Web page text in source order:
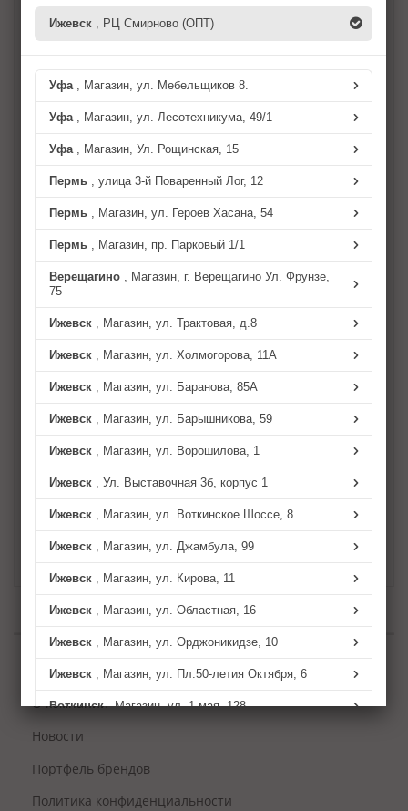
Приглашаем Вас к участию в вебинарах
AIRLINE:
https://my.mts-link.ru/4334217/2012743119
На вебинаре будут разыгрываться призы
для слушателей!
https://my.mts-link.ru/4334217/847867415
Тема: Товары для шиномонтажа.
Начало: 12 марта 10:00 (МСК)
Спикер: Специалист AIRLINE – Кирилл
Плотников.
Информация
О компании
Новости
Портфель брендов
Политика конфиденциальности
Ижевск , РЦ Смирново (ОПТ)
Уфа, Магазин, ул. Мебельщиков 8.
Уфа, Магазин, ул. Лесотехникума, 49/1
Уфа, Магазин, Ул. Рощинская, 15
Пермь , улица 3-й Поваренный Лог, 12
Пермь , Магазин, ул. Героев Хасана, 54
Пермь , Магазин, пр. Парковый 1/1
Верещагино , Магазин, г. Верещагино Ул. Фрунзе,
75
Ижевск , Магазин, ул. Трактовая, д.8
Ижевск , Магазин, ул. Холмогорова, 11А
Ижевск , Магазин, ул. Баранова, 85А
Ижевск , Магазин, ул. Барышникова, 59
Ижевск , Магазин, ул. Ворошилова, 1
Ижевск , Ул. Выставочная 3б, корпус 1
Ижевск , Магазин, ул. Воткинское Шоссе, 8
Ижевск , Магазин, ул. Джамбула, 99
Ижевск , Магазин, ул. Кирова, 11
Ижевск , Магазин, ул. Областная, 16
Ижевск , Магазин, ул. Орджоникидзе, 10
Ижевск , Магазин, ул. Пл.50-летия Октября, 6
Воткинск, Магазин, ул. 1-мая, 128
Воткинск
Можга, Магазин, ул. Наговицына, 65
Можга, Магазин, ул.Ивана Быстрых 61,а